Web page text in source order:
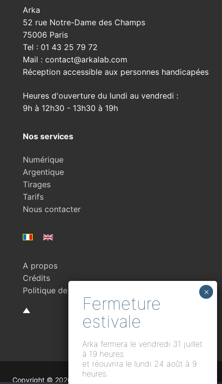
Arka
52 rue Notre-Dame des Champs
75006 Paris
Tel : 01 43 25 79 72
Mail : contact@arkalab.com
Réception accessible aux personnes handicapées
Heures d'ouverture du lundi au vendredi :
9h à 12h30 - 13h30 à 19h
Nos services
Numérique
Argentique
Tirages
Tarifs
Nous contacter
A propos
Crédits
Politique de confidentialité
Copyright © 2026 Arka Labo photo argentique et numérique
Arka fermera le vendredi 31 juillet
à 19 heures
et réouvrira le lundi 24 août à 9
heures.